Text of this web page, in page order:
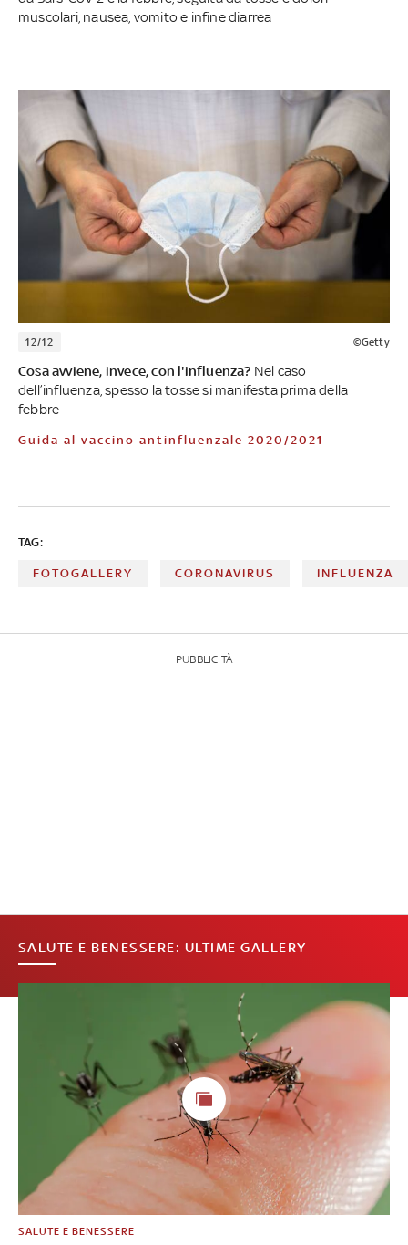
muscolari, nausea, vomito e infine diarrea
12/12 ©Getty
Cosa avviene, invece, con l'influenza? Nel caso
dell’influenza, spesso la tosse si manifesta prima della
febbre
Guida al vaccino antinfluenzale 2020/2021
TAG:
FOTOGALLERY CORONAVIRUS INFLUENZA
PUBBLICITÀ
SALUTE E BENESSERE: ULTIME GALLERY
SALUTE E BENESSERE